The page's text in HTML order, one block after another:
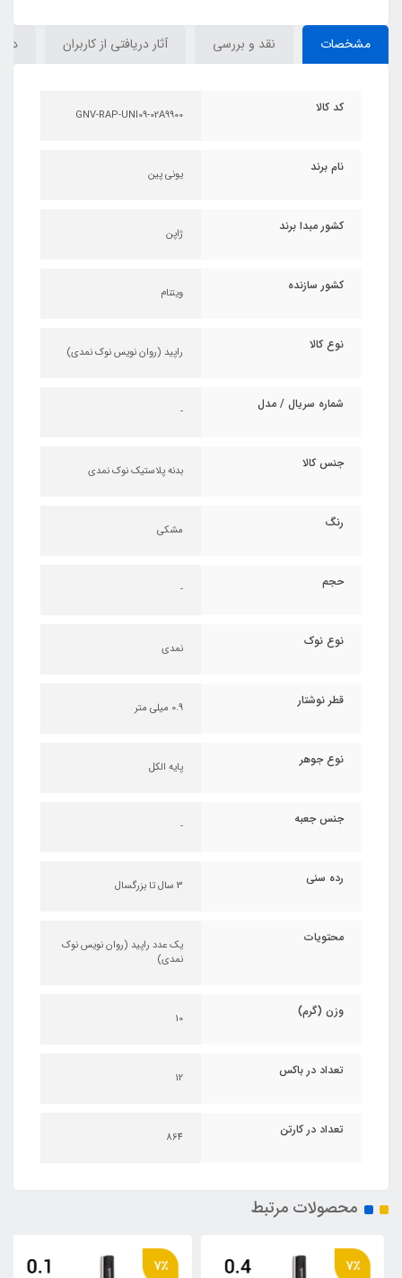
مشخصات نقد و بررسی آثار دریافتی از کاربران
کد کالا GNV-RAP-UNI09-02A9900
نام برند یونی پین
کشور مبدا برند ژاپن
کشور سازنده ویتنام
نوع کالا راپید (روان نویس نوک نمدی)
شماره سریال / مدل -
جنس کالا بدنه پلاستیک نوک نمدی
رنگ مشکی
حجم -
نوع نوک نمدی
قطر نوشتار 0.9 میلی متر
نوع جوهر پایه الکل
جنس جعبه -
رده سنی 3 سال تا بزرگسال
محتویات
یک عدد راپید (روان نویس نوک
نمدی)
وزن (گرم) 10
تعداد در باکس 12
تعداد در کارتن 864
محصولات مرتبط
7٪ 7٪